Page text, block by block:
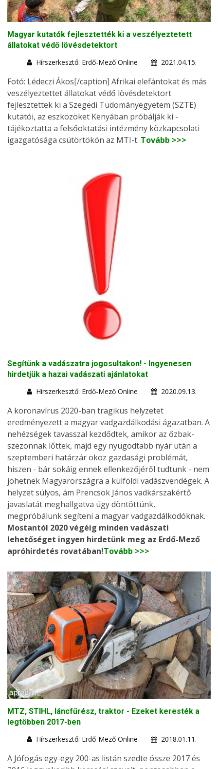
Magyar kutatók fejlesztették ki a veszélyeztetett
állatokat védő lövésdetektort
Hírszerkesztő: Erdő-Mező Online
2021.04.15.
Fotó: Lédeczi Ákos[/caption] Afrikai elefántokat és más
veszélyeztettet állatokat védő lövésdetektort
fejlesztettek ki a Szegedi Tudományegyetem (SZTE)
kutatói, az eszközöket Kenyában próbálják ki -
tájékoztatta a felsőoktatási intézmény közkapcsolati
igazgatósága csütörtökön az MTI-t. Tovább >>>
Segítünk a vadászatra jogosultakon! - Ingyenesen
hirdetjük a hazai vadászati ajánlatokat
Hírszerkesztő: Erdő-Mező Online
2020.09.13.
A koronavírus 2020-ban tragikus helyzetet
eredményezett a magyar vadgazdálkodási ágazatban. A
nehézségek tavasszal kezdődtek, amikor az őzbak-
szezonnak lőttek, majd egy nyugodtabb nyár után a
szeptemberi határzár okoz gazdasági problémát,
hiszen - bár sokáig ennek ellenkezőjéről tudtunk - nem
jöhetnek Magyarországra a külföldi vadászvendégek. A
helyzet súlyos, ám Prencsok János vadkárszakértő
javaslatát meghallgatva úgy döntöttünk,
megpróbálunk segíteni a magyar vadgazdálkodóknak.
Mostantól 2020 végéig minden vadászati
lehetőséget ingyen hirdetünk meg az Erdő-Mező
apróhirdetés rovatában!Tovább >>>
MTZ, STIHL, láncfűrész, traktor - Ezeket keresték a
legtöbben 2017-ben
Hírszerkesztő: Erdő-Mező Online
2018.01.11.
A Jófogás egy-egy 200-as listán szedte össze 2017 és